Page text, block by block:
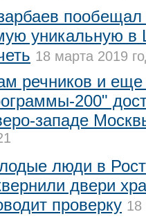
пообещал
уникальную в
18 марта 2019
речников и еще
200"
западе
люди в
двери
проверку 18